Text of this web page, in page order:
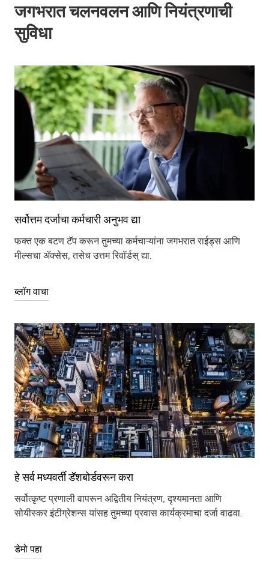
जगभरात चलनवलन आणि नियंत्रणाची
सुविधा
सर्वोत्तम दर्जाचा कर्मचारी अनुभव द्या
फक्त एक बटण टॅप करून तुमच्या कर्मचाऱ्यांना जगभरात राईड्स आणि
मील्सचा ॲक्सेस, तसेच उत्तम रिवॉर्डस् द्या.
ब्लॉग वाचा
हे सर्व मध्यवर्ती डॅशबोर्डवरून करा
सर्वोत्कृष्ट प्रणाली वापरून अद्वितीय नियंत्रण, दृश्यमानता आणि
सोयीस्कर इंटीग्रेशन्स यांसह तुमच्या प्रवास कार्यक्रमाचा दर्जा वाढवा.
डेमो पहा